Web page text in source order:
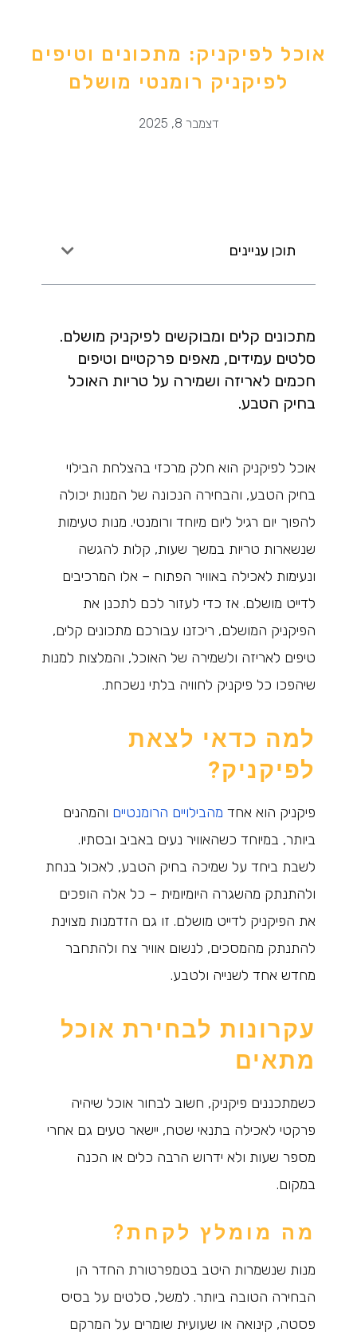
אוכל לפיקניק: מתכונים וטיפים
לפיקניק רומנטי מושלם
דצמבר 8, 2025
תוכן עניינים
מתכונים קלים ומבוקשים לפיקניק מושלם.
סלטים עמידים, מאפים פרקטיים וטיפים
חכמים לאריזה ושמירה על טריות האוכל
בחיק הטבע.
אוכל לפיקניק הוא חלק מרכזי בהצלחת הבילוי
בחיק הטבע, והבחירה הנכונה של המנות יכולה
להפוך יום רגיל ליום מיוחד ורומנטי. מנות טעימות
שנשארות טריות במשך שעות, קלות להגשה
ונעימות לאכילה באוויר הפתוח – אלו המרכיבים
לדייט מושלם. אז כדי לעזור לכם לתכנן את
הפיקניק המושלם, ריכזנו עבורכם מתכונים קלים,
טיפים לאריזה ולשמירה של האוכל, והמלצות למנות
שיהפכו כל פיקניק לחוויה בלתי נשכחת.
למה כדאי לצאת
לפיקניק?
פיקניק הוא אחד מהבילויים הרומנטיים והמהנים
ביותר, במיוחד כשהאוויר נעים באביב ובסתיו.
לשבת ביחד על שמיכה בחיק הטבע, לאכול בנחת
ולהתנתק מהשגרה היומיומית – כל אלה הופכים
את הפיקניק לדייט מושלם. זו גם הזדמנות מצוינת
להתנתק מהמסכים, לנשום אוויר צח ולהתחבר
מחדש אחד לשנייה ולטבע.
עקרונות לבחירת אוכל
מתאים
כשמתכננים פיקניק, חשוב לבחור אוכל שיהיה
פרקטי לאכילה בתנאי שטח, יישאר טעים גם אחרי
מספר שעות ולא ידרוש הרבה כלים או הכנה
במקום.
מה מומלץ לקחת?
מנות שנשמרות היטב בטמפרטורת החדר הן
הבחירה הטובה ביותר. למשל, סלטים על בסיס
פסטה, קינואה או שעועית שומרים על המרקם